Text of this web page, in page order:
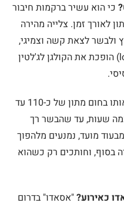
כי הוא עשיר ברקמות חיבור
לאורך זמן. צלייה מהירה
ולבשר לצאת קשה וצמיגי,
בעוד שצלייה איטית (low and slow) הופכת את הקולגן לג'לטין
מכינים אותו בחום מתון של כ-110 עד
כמה שעות, עד שהבשר רך
מועד, נמנעים מלהפוך
בסוף, וחותכים רק כשהוא
כאירוע?"אסאדו" בדרום